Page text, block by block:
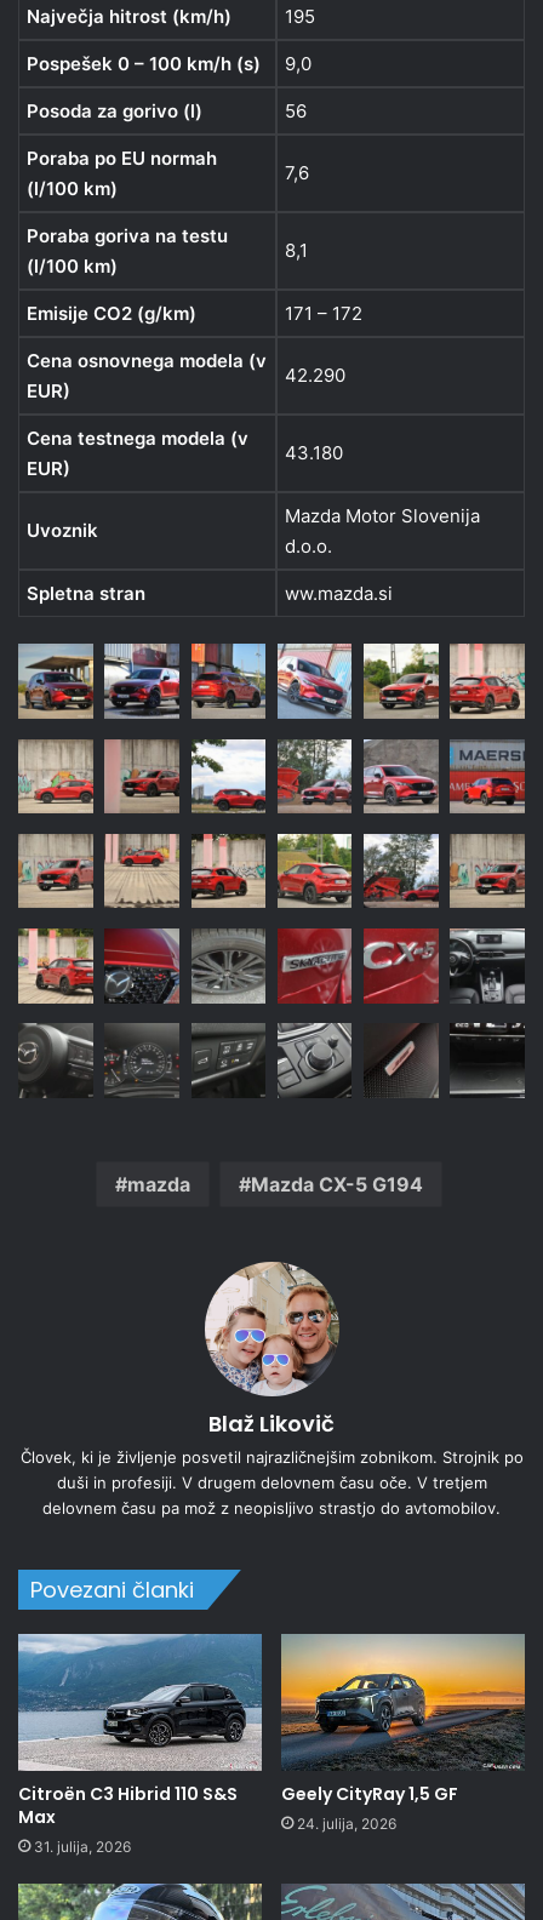
Največja hitrost (km/h) 195
Pospešek 0 – 100 km/h (s) 9,0
Posoda za gorivo (l) 56
Poraba po EU normah
(l/100 km)
7,6
Poraba goriva na testu
(l/100 km)
8,1
Emisije CO2 (g/km) 171 – 172
Cena osnovnega modela (v
EUR)
42.290
Cena testnega modela (v
EUR)
43.180
Uvoznik
Mazda Motor Slovenija
d.o.o.
Spletna stran ww.mazda.si
mazda Mazda CX-5 G194
Blaž Likovič
Človek, ki je življenje posvetil najrazličnejšim zobnikom. Strojnik po
duši in profesiji. V drugem delovnem času oče. V tretjem
delovnem času pa mož z neopisljivo strastjo do avtomobilov.
Povezani članki
Citroën C3 Hibrid 110 S&S
Max
31. julija, 2026
Geely CityRay 1,5 GF
24. julija, 2026